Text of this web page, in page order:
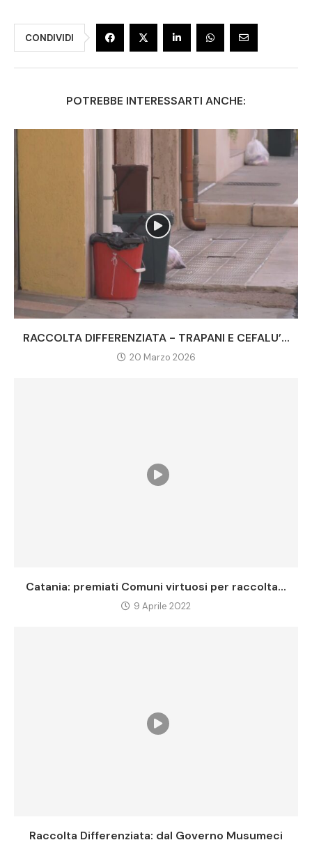
CONDIVIDI
POTREBBE INTERESSARTI ANCHE:
RACCOLTA DIFFERENZIATA - TRAPANI E CEFALU’...
20 Marzo 2026
Catania: premiati Comuni virtuosi per raccolta...
9 Aprile 2022
Raccolta Differenziata: dal Governo Musumeci